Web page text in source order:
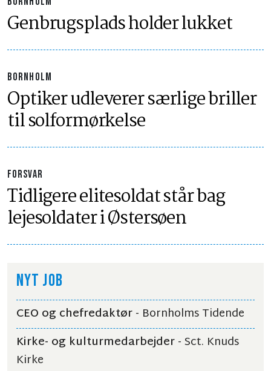
Genbrugsplads holder lukket
BORNHOLM
Optiker udleverer særlige briller
til solformørkelse
FORSVAR
Tidligere elitesoldat står bag
lejesoldater i Østersøen
NYT JOB
CEO og chefredaktør- Bornholms Tidende
Kirke- og kulturmedarbejder- Sct. Knuds
Kirke